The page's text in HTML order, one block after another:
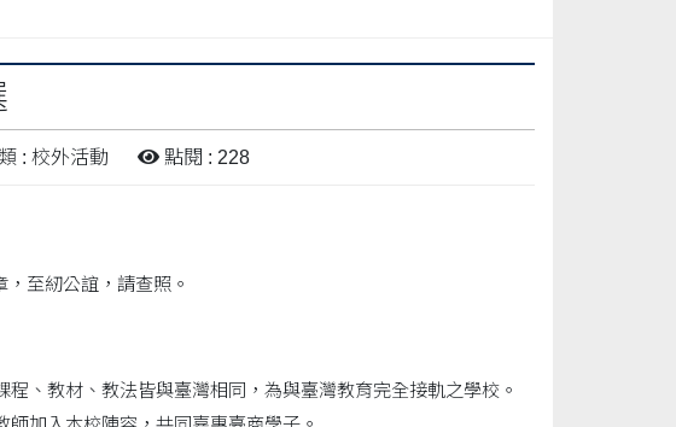
: 校外活動 點閱 : 228
至紉公誼，請查照。
、教材、教法皆與臺灣相同，為與臺灣教育完全接軌之學校。